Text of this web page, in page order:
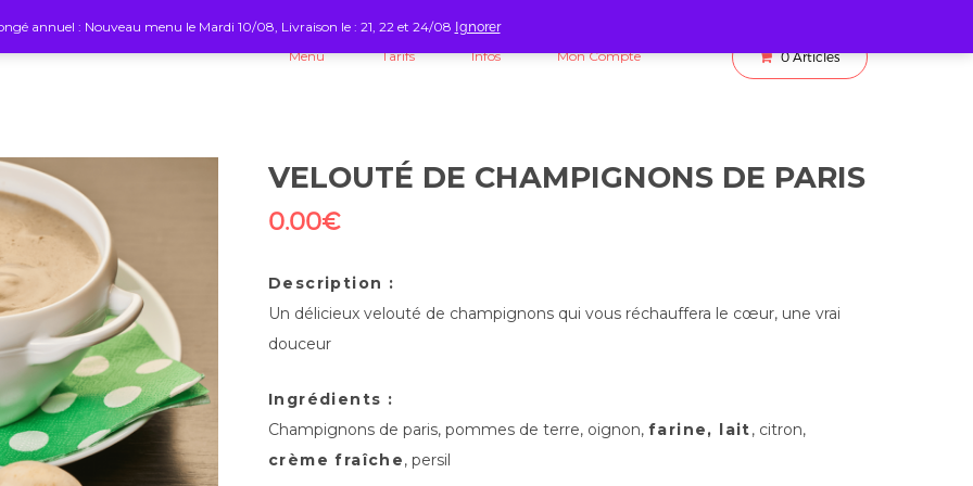
Menu Tarifs Infos Mon Compte 0 Articles
VELOUTÉ DE CHAMPIGNONS DE PARIS
0.00€
Description :
Un délicieux velouté de champignons qui vous réchauffera le cœur, une vrai
douceur
Ingrédients :
Champignons de paris, pommes de terre, oignon, farine, lait, citron,
crème fraîche, persil
annuel : Nouveau menu le Mardi 10/08, Livraison le : 21, 22 et 24/08 Ignorer